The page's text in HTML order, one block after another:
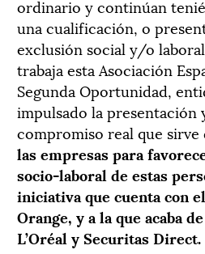
ordinario y continúan
una cualificación, o
exclusión social y/o
trabaja esta Asociación
Segunda Oportunidad,
impulsado la presentación
compromiso real que sirve
las empresas para
socio-laboral de estas
iniciativa que cuenta con
Orange, y a la que acaba
L’Oréal y Securitas Direct.